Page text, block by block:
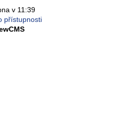
v 11:39
přístupnosti